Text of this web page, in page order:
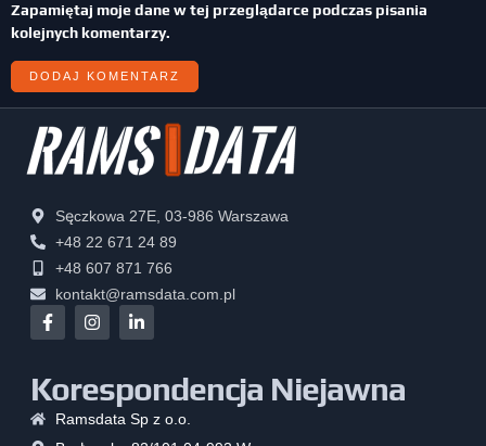
Zapamiętaj moje dane w tej przeglądarce podczas pisania
kolejnych komentarzy.
Sęczkowa 27E, 03-986 Warszawa
+48 22 671 24 89
+48 607 871 766
kontakt@ramsdata.com.pl
Korespondencja Niejawna
Ramsdata Sp z o.o.